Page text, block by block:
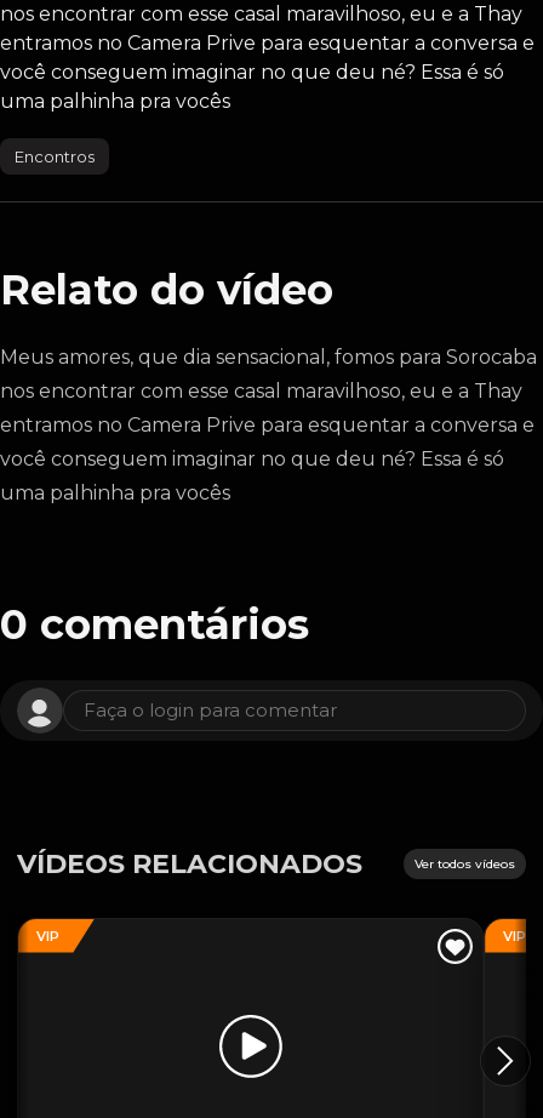
nos encontrar com esse casal maravilhoso, eu e a Thay
entramos no Camera Prive para esquentar a conversa e
você conseguem imaginar no que deu né? Essa é só
uma palhinha pra vocês
Encontros
Relato do vídeo
Meus amores, que dia sensacional, fomos para Sorocaba
nos encontrar com esse casal maravilhoso, eu e a Thay
entramos no Camera Prive para esquentar a conversa e
você conseguem imaginar no que deu né? Essa é só
uma palhinha pra vocês
0 comentários
Faça o login para comentar
VÍDEOS RELACIONADOS Ver todos vídeos
VIP VIP